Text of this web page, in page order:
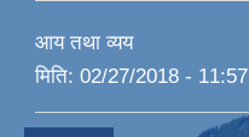
आय तथा व्यय
मिति: 02/27/2018 - 11:57